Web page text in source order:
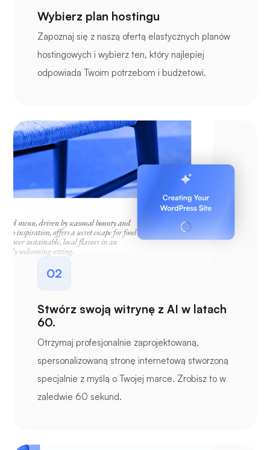
Wybierz plan hostingu
Zapoznaj się z naszą ofertą elastycznych planów
hostingowych i wybierz ten, który najlepiej
odpowiada Twoim potrzebom i budżetowi.
02
Stwórz swoją witrynę z AI w latach
60.
Otrzymaj profesjonalnie zaprojektowaną,
spersonalizowaną stronę internetową stworzoną
specjalnie z myślą o Twojej marce. Zrobisz to w
zaledwie 60 sekund.